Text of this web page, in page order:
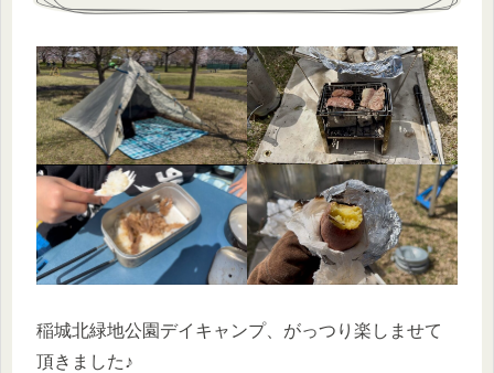
稲城北緑地公園デイキャンプ、がっつり楽しませて
頂きました♪